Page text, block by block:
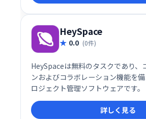
HeySpace
0.0 (0件)
HeySpaceは無料のタスクであり、
ンおよびコラボレーション機能を
ロジェクト管理ソフトウェアです
ンダー、従業員とプロジェクトを
ことにより、エンゲージメント、満
詳しく見る